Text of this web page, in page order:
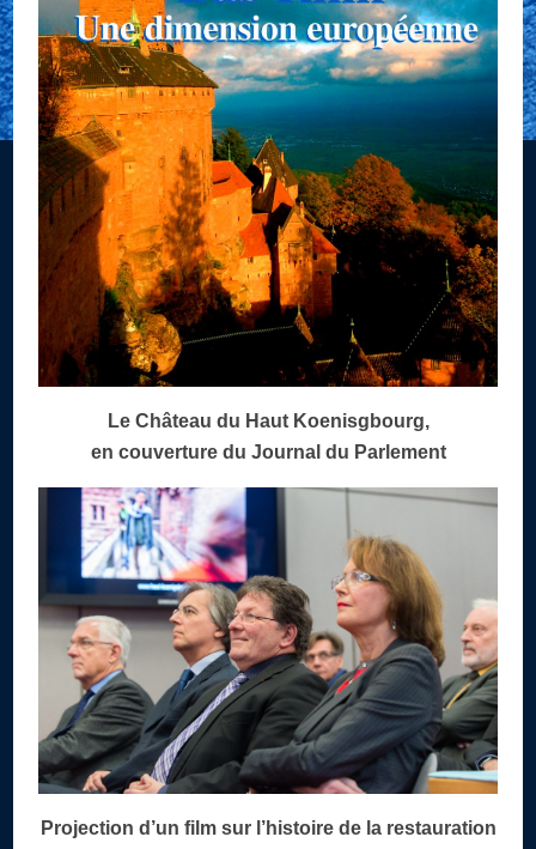
Le Château du Haut Koenisgbourg,
en couverture du Journal du Parlement
Projection d’un film sur l’histoire de la restauration